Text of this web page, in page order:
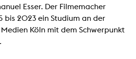
Esser. Der Filmemacher
bis 2023 ein Studium an der
Köln mit dem Schwerpunkt